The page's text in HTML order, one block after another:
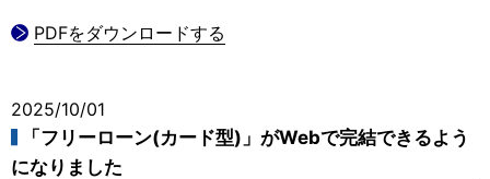
PDFをダウンロードする
2025/10/01
「フリーローン(カード型)」がWebで完結できるよう
になりました